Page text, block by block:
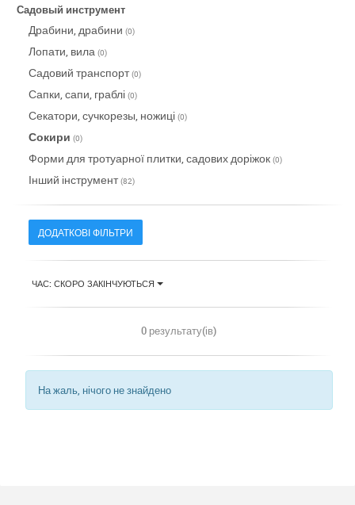
Садовый инструмент
Драбини, драбини (0)
Лопати, вила (0)
Садовий транспорт(0)
Сапки, сапи, граблі (0)
Секатори, сучкорезы, ножиці (0)
Сокири (0)
Форми для тротуарної плитки, садових доріжок (0)
Інший інструмент(82)
ДОДАТКОВІ ФІЛЬТРИ
ЧАС: СКОРО ЗАКІНЧУЮТЬСЯ
0 результату(ів)
На жаль, нічого не знайдено